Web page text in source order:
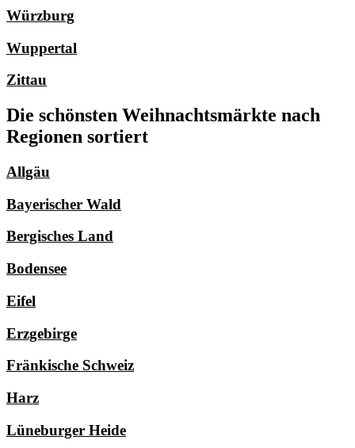
Würzburg
Wuppertal
Zittau
Die schönsten Weihnachtsmärkte nach
Regionen sortiert
Allgäu
Bayerischer Wald
Bergisches Land
Bodensee
Eifel
Erzgebirge
Fränkische Schweiz
Harz
Lüneburger Heide